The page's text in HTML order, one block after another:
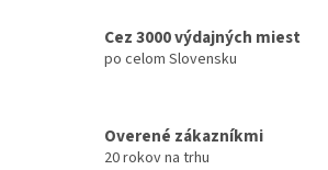
Cez 3000 výdajných miest
po celom Slovensku
Overené zákazníkmi
20 rokov na trhu